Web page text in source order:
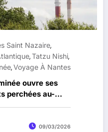
Saint Nazaire,
,Tatzu Nishi,
,Voyage À Nantes
ouvre ses
perchées au-
09/03/2026